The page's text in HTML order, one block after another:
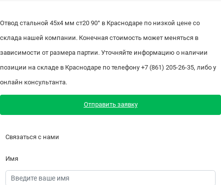
Отвод стальной 45х4 мм ст20 90° в Краснодаре по низкой цене со
склада нашей компании. Конечная стоимость может меняться в
зависимости от размера партии. Уточняйте информацию о наличии
позиции на складе в Краснодаре по телефону +7 (861) 205-26-35, либо у
онлайн консультанта.
Отправить заявку
Связаться с нами
Имя